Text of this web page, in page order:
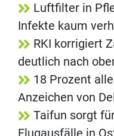
Luftfilter in
Infekte kaum
RKI korrigiert
deutlich nach
18 Prozent
Anzeichen von
Taifun sorgt